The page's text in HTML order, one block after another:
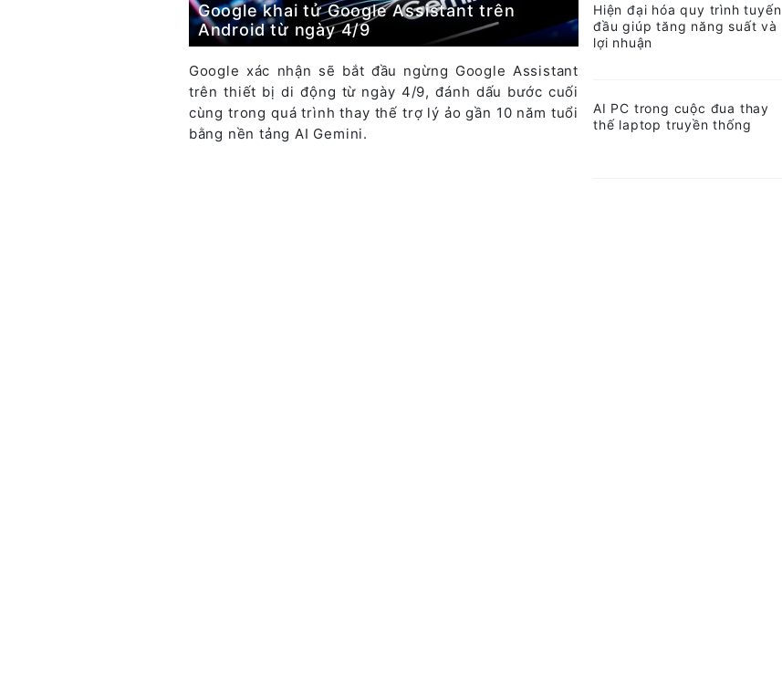
Google khai tử Google Assistant trên
Android từ ngày 4/9
Google xác nhận sẽ bắt đầu ngừng Google Assistant
trên thiết bị di động từ ngày 4/9, đánh dấu bước cuối
cùng trong quá trình thay thế trợ lý ảo gần 10 năm tuổi
bằng nền tảng AI Gemini.
Hiện đại hóa quy trình tuyến
đầu giúp tăng năng suất và
lợi nhuận
AI PC trong cuộc đua thay
thế laptop truyền thống